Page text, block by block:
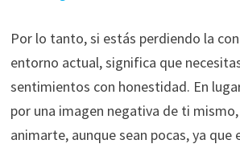
Por lo tanto, si estás perdiendo la
entorno actual, significa que
sentimientos con honestidad. En
por una imagen negativa de ti
animarte, aunque sean pocas, ya que